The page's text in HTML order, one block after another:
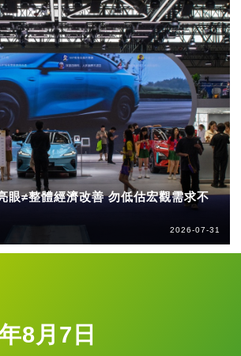
眼≠整體經濟改善 勿低估宏觀需求不
2026-07-31
8月7日